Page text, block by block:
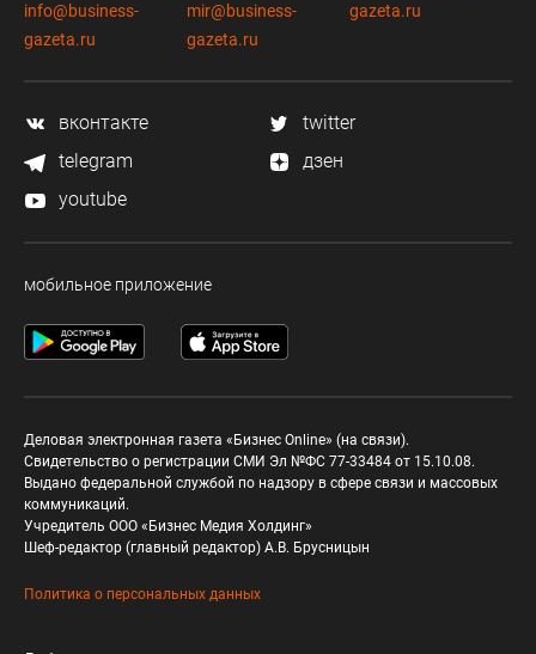
info@business-
gazeta.ru
mir@business-
gazeta.ru
gazeta.ru
вконтакте
twitter
telegram
дзен
youtube
мобильное приложение
Деловая электронная газета «Бизнес Online» (на связи).
Свидетельство о регистрации СМИ Эл №ФС 77-33484 от 15.10.08.
Выдано федеральной службой по надзору в сфере связи и массовых
коммуникаций.
Учредитель ООО «Бизнес Медия Холдинг»
Шеф-редактор (главный редактор) А.В. Брусницын
Политика о персональных данных